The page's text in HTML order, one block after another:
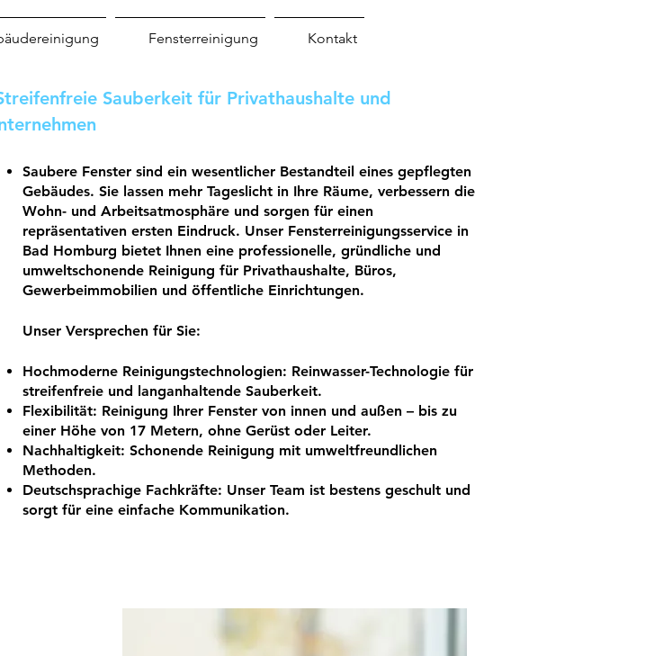
Fensterreinigung Kontakt
Sauberkeit für Privathaushalte und
Saubere Fenster sind ein wesentlicher Bestandteil eines gepflegten
Gebäudes. Sie lassen mehr Tageslicht in Ihre Räume, verbessern die
Wohn- und Arbeitsatmosphäre und sorgen für einen
repräsentativen ersten Eindruck. Unser Fensterreinigungsservice in
Bad Homburg bietet Ihnen eine professionelle, gründliche und
umweltschonende Reinigung für Privathaushalte, Büros,
Gewerbeimmobilien und öffentliche Einrichtungen.
Unser Versprechen für Sie:
Hochmoderne Reinigungstechnologien: Reinwasser-Technologie für
streifenfreie und langanhaltende Sauberkeit.
Flexibilität: Reinigung Ihrer Fenster von innen und außen – bis zu
einer Höhe von 17 Metern, ohne Gerüst oder Leiter.
Nachhaltigkeit: Schonende Reinigung mit umweltfreundlichen
Methoden.
Deutschsprachige Fachkräfte: Unser Team ist bestens geschult und
sorgt für eine einfache Kommunikation.